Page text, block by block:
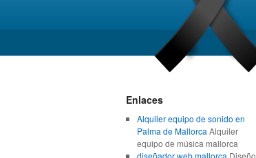
Enlaces
Alquiler equipo de sonido en
Palma de Mallorca Alquiler
equipo de música mallorca
diseñador web mallorca Diseño